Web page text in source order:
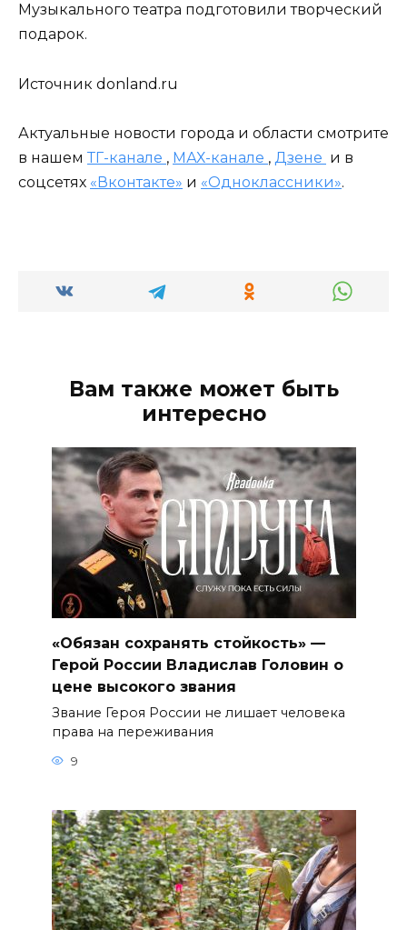
Музыкального театра подготовили творческий
подарок.
Источник donland.ru
Актуальные новости города и области смотрите
в нашем ТГ-канале , МАХ-канале , Дзене и в
соцсетях «Вконтакте» и «Одноклассники».
Вам также может быть
интересно
«Обязан сохранять стойкость» —
Герой России Владислав Головин о
цене высокого звания
Звание Героя России не лишает человека
права на переживания
9